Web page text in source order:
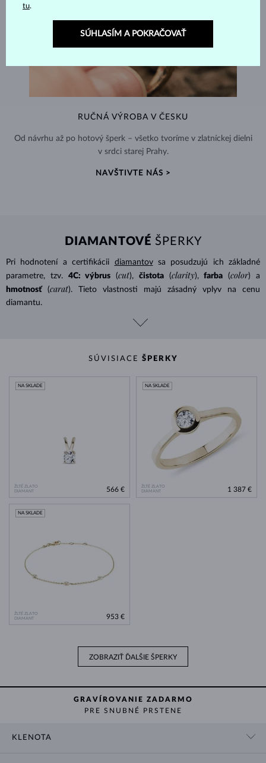
RUČNÁ VÝROBA V ČESKU
Od návrhu až po hotový šperk – všetko tvoríme v zlatníckej dielni
v srdci starej Prahy.
NAVŠTIVTE NÁS >
DIAMANTOVÉ ŠPERKY
Pri hodnotení a certifikácii diamantovsa posudzujú ich základné
parametre, tzv.
4C: výbrus (cut), čistota (clarity), farba (color) a
hmotnosť
(carat). Tieto vlastnosti majú zásadný vplyv na cenu
diamantu.
SÚVISIACE ŠPERKY
ŽLTÉ ZLATO
DIAMANT
NA SKLADE
566 €
ŽLTÉ ZLATO
DIAMANT
NA SKLADE
1 387 €
ŽLTÉ ZLATO
DIAMANT
NA SKLADE
953 €
ZOBRAZIŤ ĎALŠIE ŠPERKY
GRAVÍROVANIE ZADARMO
PRE SNUBNÉ PRSTENE
KLENOTA
tu.
SÚHLASÍM A POKRAČOVAŤ